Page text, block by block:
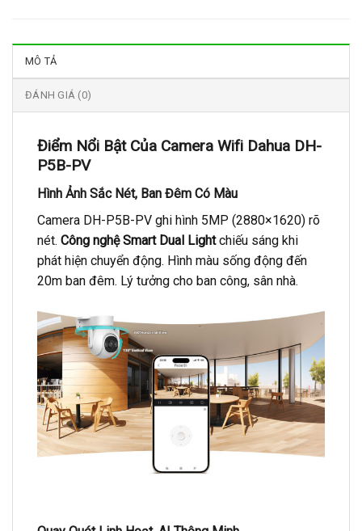
MÔ TẢ
ĐÁNH GIÁ (0)
Điểm Nổi Bật Của Camera Wifi Dahua DH-
P5B-PV
Hình Ảnh Sắc Nét, Ban Đêm Có Màu
Camera DH-P5B-PV ghi hình 5MP (2880×1620) rõ
nét. Công nghệ Smart Dual Lightchiếu sáng khi
phát hiện chuyển động. Hình màu sống động đến
20m ban đêm. Lý tưởng cho ban công, sân nhà.